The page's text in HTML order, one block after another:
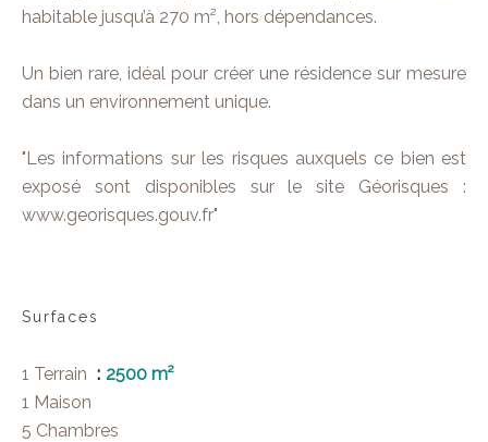
habitable jusqu’à 270 m², hors dépendances.
Un bien rare, idéal pour créer une résidence sur mesure
dans un environnement unique.
"Les informations sur les risques auxquels ce bien est
exposé sont disponibles sur le site Géorisques :
www.georisques.gouv.fr"
Surfaces
1 Terrain
2500 m²
1 Maison
5 Chambres